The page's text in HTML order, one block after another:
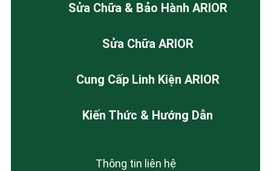
Sửa Chữa & Bảo Hành ARIOR
Sửa Chữa ARIOR
Cung Cấp Linh Kiện ARIOR
Kiến Thức & Hướng Dẫn
Thông tin liên hệ